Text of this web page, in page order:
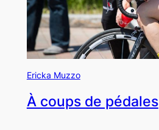
Ericka Muzzo
À coups de pédales